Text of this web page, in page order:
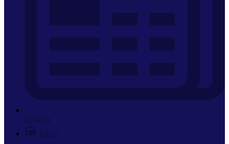
Notícias
Rádio